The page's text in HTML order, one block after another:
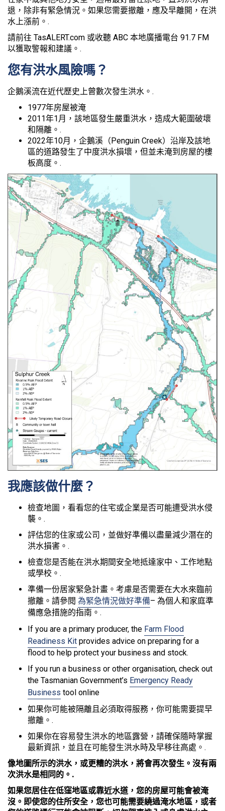
退，除非有緊急情況。如果您需要撤離，應及早離開，在洪
水上漲前。.
請前往 TasALERT.com 或收聽 ABC 本地廣播電台 91.7 FM
以獲取警報和建議。.
您有洪水風險嗎？
企鵝溪流在近代歷史上曾數次發生洪水。.
1977年房屋被淹
2011年1月，該地區發生嚴重洪水，造成大範圍破壞
和隔離。.
2022年10月，企鵝溪（Penguin Creek）沿岸及該地
區的道路發生了中度洪水損壞，但並未淹到房屋的樓
板高度。.
我應該做什麼？
檢查地圖，看看您的住宅或企業是否可能遭受洪水侵
襲。.
評估您的住家或公司，並做好準備以盡量減少潛在的
洪水損害。.
檢查您是否能在洪水期間安全地抵達家中、工作地點
或學校。.
準備一份居家緊急計畫。考慮是否需要在大水來臨前
撤離。請參閱 為緊急情況做好準備– 為個人和家庭準
備應急措施的指南。.
If you are a primary producer, the Farm Flood
Readiness Kit provides advice on preparing for a
flood to help protect your business and stock.
If you run a business or other organisation, check out
the Tasmanian Government’s Emergency Ready
Business tool online
如果你可能被隔離且必須取得服務，你可能需要提早
撤離。.
如果你在容易發生洪水的地區露營，請確保隨時掌握
最新資訊，並且在可能發生洪水時及早移往高處。.
像地圖所示的洪水，或更糟的洪水，將會再次發生。沒有兩
次洪水是相同的。.
如果您居住在低窪地區或靠近水道，您的房屋可能會被淹
沒。即使您的住所安全，您也可能需要繞過淹水地區，或者